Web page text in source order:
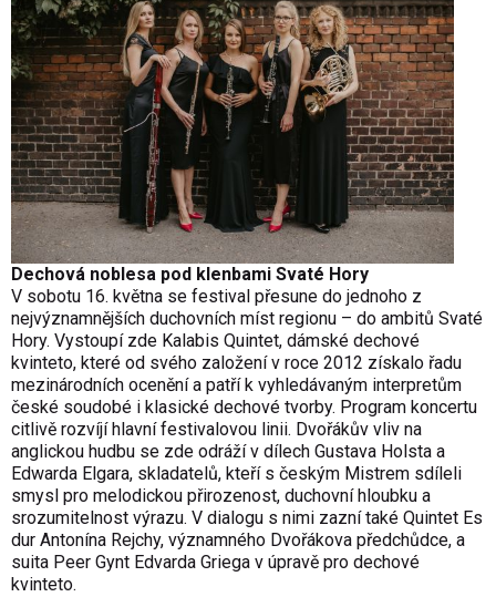
Dechová noblesa pod klenbami Svaté Hory
V sobotu 16. května se festival přesune do jednoho z
nejvýznamnějších duchovních míst regionu – do ambitů Svaté
Hory. Vystoupí zde Kalabis Quintet, dámské dechové
kvinteto, které od svého založení v roce 2012 získalo řadu
mezinárodních ocenění a patří k vyhledávaným interpretům
české soudobé i klasické dechové tvorby. Program koncertu
citlivě rozvíjí hlavní festivalovou linii. Dvořákův vliv na
anglickou hudbu se zde odráží v dílech Gustava Holsta a
Edwarda Elgara, skladatelů, kteří s českým Mistrem sdíleli
smysl pro melodickou přirozenost, duchovní hloubku a
srozumitelnost výrazu. V dialogu s nimi zazní také Quintet Es
dur Antonína Rejchy, významného Dvořákova předchůdce, a
suita Peer Gynt Edvarda Griega v úpravě pro dechové
kvinteto.